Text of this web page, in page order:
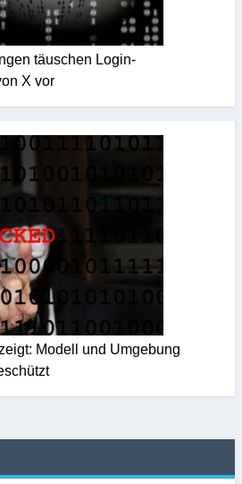
täuschen Login-
X vor
Modell und Umgebung